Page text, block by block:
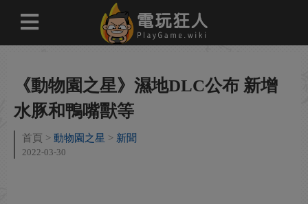
《動物園之星》濕地DLC公布 新增
水豚和鴨嘴獸等
首頁 動物園之星 新聞
2022-03-30